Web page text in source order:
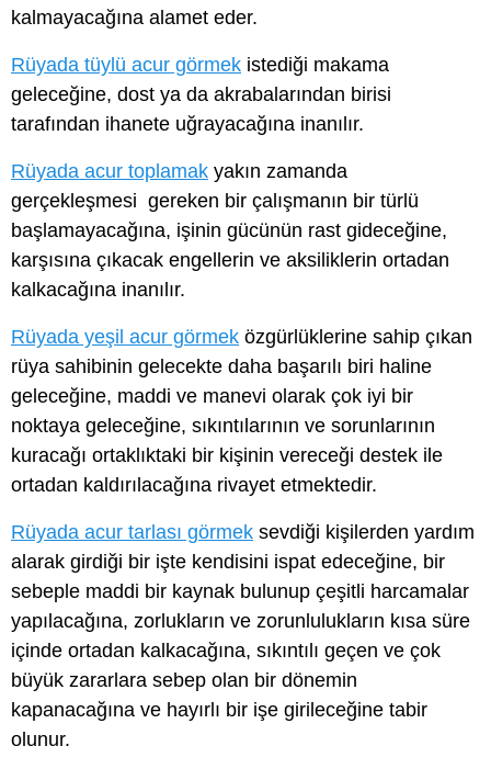
kalmayacağına alamet eder.
Rüyada tüylü acur görmek istediği makama
geleceğine, dost ya da akrabalarından birisi
tarafından ihanete uğrayacağına inanılır.
Rüyada acur toplamak yakın zamanda
gerçekleşmesi gereken bir çalışmanın bir türlü
başlamayacağına, işinin gücünün rast gideceğine,
karşısına çıkacak engellerin ve aksiliklerin ortadan
kalkacağına inanılır.
Rüyada yeşil acur görmek özgürlüklerine sahip çıkan
rüya sahibinin gelecekte daha başarılı biri haline
geleceğine, maddi ve manevi olarak çok iyi bir
noktaya geleceğine, sıkıntılarının ve sorunlarının
kuracağı ortaklıktaki bir kişinin vereceği destek ile
ortadan kaldırılacağına rivayet etmektedir.
Rüyada acur tarlası görmek sevdiği kişilerden yardım
alarak girdiği bir işte kendisini ispat edeceğine, bir
sebeple maddi bir kaynak bulunup çeşitli harcamalar
yapılacağına, zorlukların ve zorunlulukların kısa süre
içinde ortadan kalkacağına, sıkıntılı geçen ve çok
büyük zararlara sebep olan bir dönemin
kapanacağına ve hayırlı bir işe girileceğine tabir
olunur.